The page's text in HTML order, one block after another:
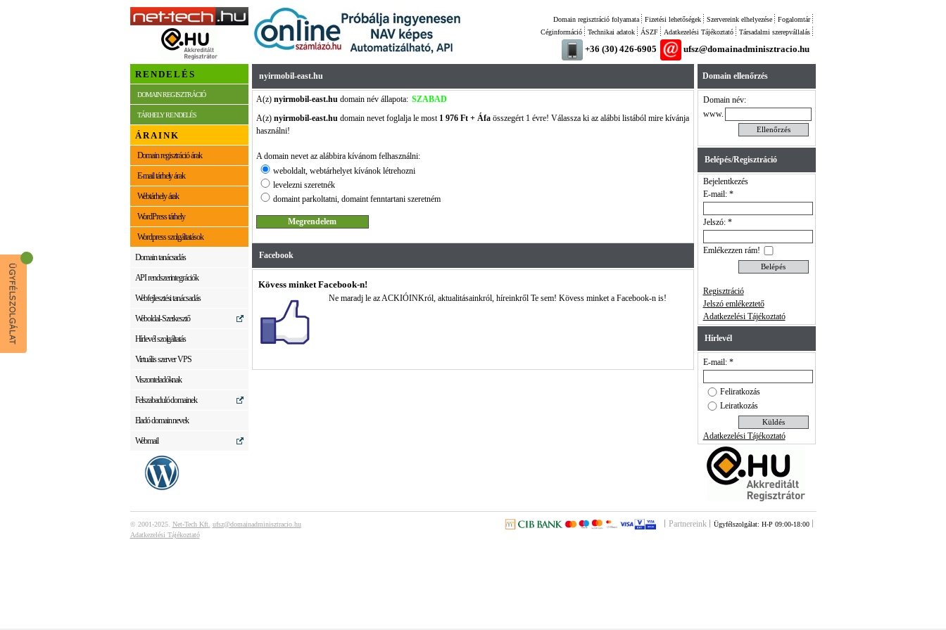
Fogalomtár
Szervereink elhelyezése
Fizetési lehetőségek
Domain regisztráció folyamata
Társadalmi szerepvállalás
Adatkezelési Tájékoztató
ÁSZF
Technikai adatok
Céginformáció
+36 (30) 426-6905 ufsz@domainadminisztracio.hu
RENDELÉS
DOMAIN REGISZTRÁCIÓ
TÁRHELY RENDELÉS
ÁRAINK
Domain regisztráció árak
E-mail tárhely árak
Webtárhely árak
WordPress tárhely
Wordpress szolgáltatások
Domain tanácsadás
API rendszerintegrációk
Webfejlesztési tanácsadás
Weboldal-Szerkesztő
Hírlevél szolgáltatás
Virtuális szerver VPS
Viszonteladóknak
Felszabaduló domainek
Eladó domain nevek
Webmail
nyirmobil-east.hu
A(z) nyirmobil-east.hudomain név állapota: SZABAD
A(z) nyirmobil-east.hudomain nevet foglalja le most 1 976 Ft + Áfaösszegért 1 évre! Válassza ki az alábbi listából mire kívánja
használni!
A domain nevet az alábbira kívánom felhasználni:
weboldalt, webtárhelyet kívánok létrehozni
levelezni szeretnék
domaint parkoltatni, domaint fenntartani szeretném
Facebook
Kövess minket Facebook-n!
Ne maradj le az ACKIÓINKról, aktualitásainkról, híreinkről Te sem! Kövess minket a Facebook-n is!
Domain ellenőrzés
Domain név:
www.
Belépés/Regisztráció
Bejelentkezés
E-mail: *
Jelszó: *
Emlékezzen rám!
Regisztráció
Jelszó emlékeztető
Adatkezelési Tájékoztató
Hírlevél
E-mail: *
Feliratkozás
Leiratkozás
Adatkezelési Tájékoztató
© 2001-2025. Net-Tech Kft. ufsz@domainadminisztracio.hu
Adatkezelési Tájékoztató
Partnereink Ügyfélszolgálat: H-P 09:00-18:00